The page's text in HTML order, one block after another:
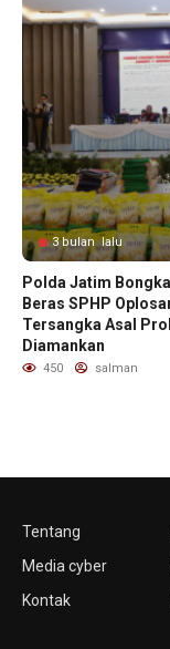
3 bulan lalu
Polda Jatim
Beras SPHP
Tersangka Asal
Diamankan
450 salman
Tentang
Media cyber
Kontak